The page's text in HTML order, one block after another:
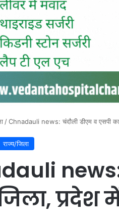
/Chnadauli news: चंदौली डीएम व एसपी
राज्य/जिला